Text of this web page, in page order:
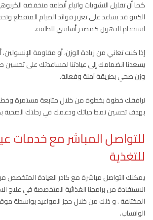
كما أن تقليل النشويات واتباع أنظمة منخفضة
الكيتو قد يساعد على تعزيز فوائد الصيام المتقطع
استخدام الدهون كمصدر أساسي للطاقة.
إذا كنت تعاني من زيادة الوزن، أو مقاومة
يسعدنا انضمامك إلى عيادتنا لمساعدتك على
وزن صحي بطريقة آمنة وفعالة.
نرافقك خطوة بخطوة من خلال متابعة مستمرة وخطة
بهدف تحسين نمط حياتك ودعمك في رحلتك الصحية
للتواصل المباشر مع خدمات
للتغذية
يمكنك التواصل مباشرة مع كادر العيادة المتخصص
الاستفادة من برامجنا الغذائية المتخصصة في علاج
المختلفة . و ذلك من خلال حجز المواعيد بواسطة
الواتساب.